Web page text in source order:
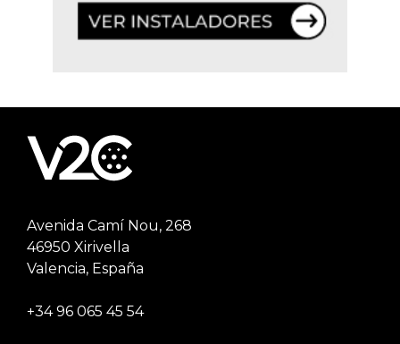
Avenida Camí Nou, 268
46950 Xirivella
Valencia, España
+34 96 065 45 54